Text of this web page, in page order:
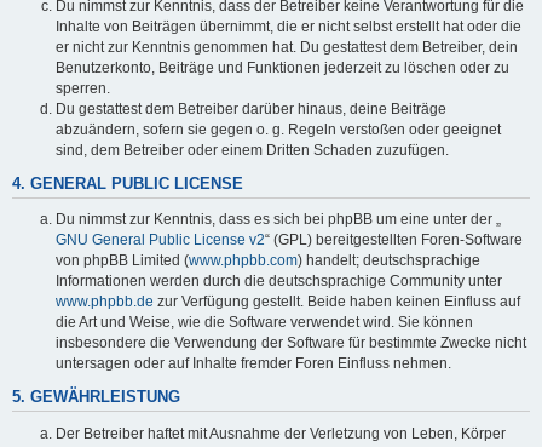
Du nimmst zur Kenntnis, dass der Betreiber keine Verantwortung für die
Inhalte von Beiträgen übernimmt, die er nicht selbst erstellt hat oder die
er nicht zur Kenntnis genommen hat. Du gestattest dem Betreiber, dein
Benutzerkonto, Beiträge und Funktionen jederzeit zu löschen oder zu
sperren.
Du gestattest dem Betreiber darüber hinaus, deine Beiträge
abzuändern, sofern sie gegen o. g. Regeln verstoßen oder geeignet
sind, dem Betreiber oder einem Dritten Schaden zuzufügen.
4. GENERAL PUBLIC LICENSE
Du nimmst zur Kenntnis, dass es sich bei phpBB um eine unter der „
GNU General Public License v2“ (GPL) bereitgestellten Foren-Software
von phpBB Limited (www.phpbb.com) handelt; deutschsprachige
Informationen werden durch die deutschsprachige Community unter
www.phpbb.de zur Verfügung gestellt. Beide haben keinen Einfluss auf
die Art und Weise, wie die Software verwendet wird. Sie können
insbesondere die Verwendung der Software für bestimmte Zwecke nicht
untersagen oder auf Inhalte fremder Foren Einfluss nehmen.
5. GEWÄHRLEISTUNG
Der Betreiber haftet mit Ausnahme der Verletzung von Leben, Körper